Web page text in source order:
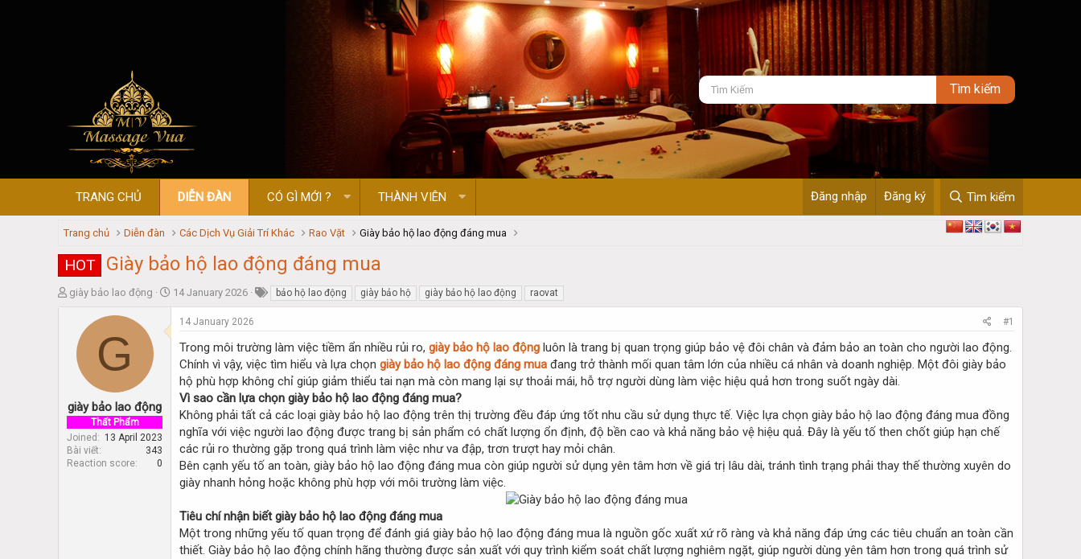
TRANG CHỦ DIỄN ĐÀN CÓ GÌ MỚI ? THÀNH VIÊN Đăng nhập Đăng ký Tìm kiếm
Trang chủ Diễn đàn Các Dịch Vụ Giải Trí Khác Rao Vặt Giày bảo hộ lao động đáng mua
HOT Giày bảo hộ lao động đáng mua
T
a
t
e
r
giày bảo lao động
S
t
14 January 2026 bảo hộ lao động giày bảo hộ giày bảo hộ lao động raovat
G
giày bảo lao động
Thất Phẩm
Joined
13 April 2023
Bài viết
343
Reaction score
0
14 January 2026 #1
Trong môi trường làm việc tiềm ẩn nhiều rủi ro, giày bảo hộ lao động luôn là trang bị quan trọng giúp bảo vệ đôi chân và đảm bảo an toàn cho người lao động.
Chính vì vậy, việc tìm hiểu và lựa chọn giày bảo hộ lao động đáng mua đang trở thành mối quan tâm lớn của nhiều cá nhân và doanh nghiệp. Một đôi giày bảo
hộ phù hợp không chỉ giúp giảm thiểu tai nạn mà còn mang lại sự thoải mái, hỗ trợ người dùng làm việc hiệu quả hơn trong suốt ngày dài.
Vì sao cần lựa chọn giày bảo hộ lao động đáng mua?
Không phải tất cả các loại giày bảo hộ lao động trên thị trường đều đáp ứng tốt nhu cầu sử dụng thực tế. Việc lựa chọn giày bảo hộ lao động đáng mua đồng
nghĩa với việc người lao động được trang bị sản phẩm có chất lượng ổn định, độ bền cao và khả năng bảo vệ hiệu quả. Đây là yếu tố then chốt giúp hạn chế
các rủi ro thường gặp trong quá trình làm việc như va đập, trơn trượt hay mỏi chân.
Bên cạnh yếu tố an toàn, giày bảo hộ lao động đáng mua còn giúp người sử dụng yên tâm hơn về giá trị lâu dài, tránh tình trạng phải thay thế thường xuyên do
giày nhanh hỏng hoặc không phù hợp với môi trường làm việc.
Tiêu chí nhận biết giày bảo hộ lao động đáng mua
Một trong những yếu tố quan trọng để đánh giá giày bảo hộ lao động đáng mua là nguồn gốc xuất xứ rõ ràng và khả năng đáp ứng các tiêu chuẩn an toàn cần
thiết. Giày bảo hộ lao động chính hãng thường được sản xuất với quy trình kiểm soát chất lượng nghiêm ngặt, giúp người dùng yên tâm hơn trong quá trình sử